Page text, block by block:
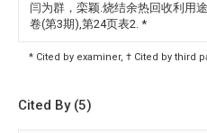
闫为群，栾颖.烧结余热回收利用
卷(第3期),第24页表2. *
* Cited by examiner, † Cited by third
Cited By (5)